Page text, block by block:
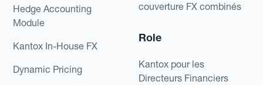
Hedge Accounting
Module
Kantox In-House FX
Dynamic Pricing
couverture FX combinés
Role
Kantox pour les
Directeurs Financiers